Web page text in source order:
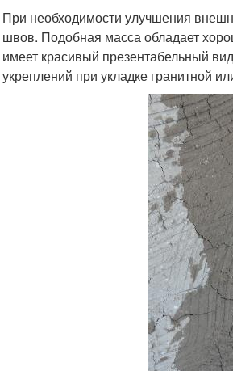
При необходимости улучшения
швов. Подобная масса обладает
имеет красивый презентабельный
укреплений при укладке гранитной